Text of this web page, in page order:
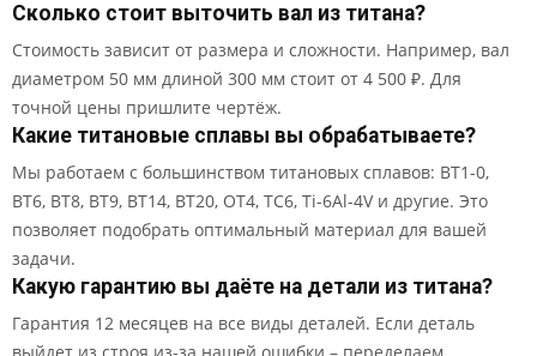
Сколько стоит выточить вал из титана?
Стоимость зависит от размера и сложности. Например, вал
диаметром 50 мм длиной 300 мм стоит от 4 500 ₽. Для
точной цены пришлите чертёж.
Какие титановые сплавы вы обрабатываете?
Мы работаем с большинством титановых сплавов: ВТ1-0,
ВТ6, ВТ8, ВТ9, ВТ14, ВТ20, ОТ4, ТС6, Ti-6Al-4V и другие. Это
позволяет подобрать оптимальный материал для вашей
задачи.
Какую гарантию вы даёте на детали из титана?
Гарантия 12 месяцев на все виды деталей. Если деталь